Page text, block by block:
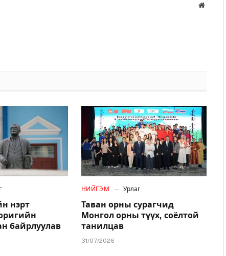
Вэбсайт
нэрт
байрлуулав
НИЙГЭМ Урлаг
Таван орны сурагчид
Монгол орны түүх, соёлтой
танилцав
31/07/2026